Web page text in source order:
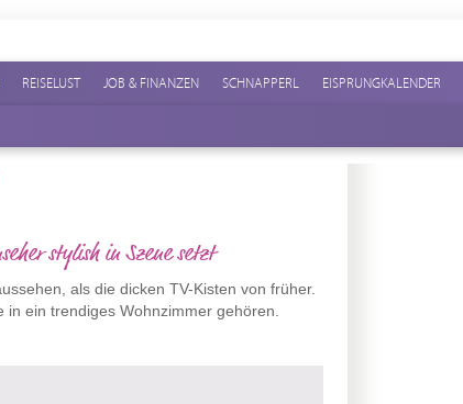
REISELUST JOB & FINANZEN SCHNAPPERL EISPRUNGKALENDER
stylish in Szene setzt
als die dicken TV-Kisten von früher.
ein trendiges Wohnzimmer gehören.